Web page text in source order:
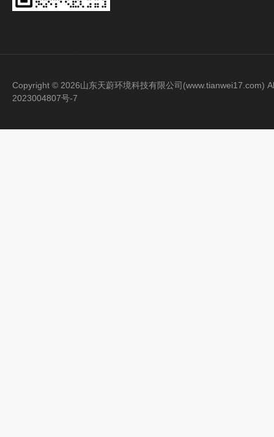
Copyright © 2026山东天蔚环境科技有限公司(www.tianwei17.com)
2023004807号-7